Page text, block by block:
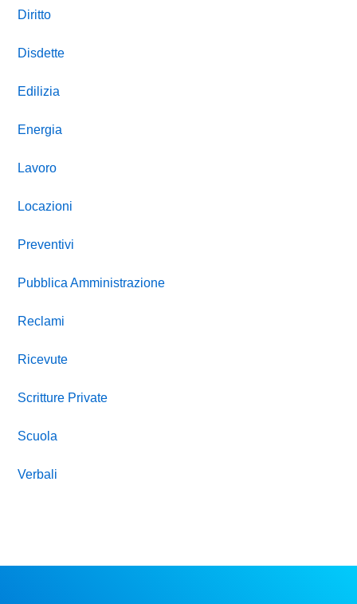
Diritto
Disdette
Edilizia
Energia
Lavoro
Locazioni
Preventivi
Pubblica Amministrazione
Reclami
Ricevute
Scritture Private
Scuola
Verbali